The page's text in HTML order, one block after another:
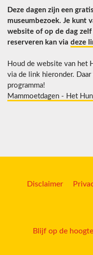
Deze dagen zijn een
museumbezoek. Je kunt
website of op de dag
reserveren kan via deze
Houd de website van het
via de link hieronder.
programma!
Mammoetdagen - Het
Disclaimer
Blijf op de hoogte